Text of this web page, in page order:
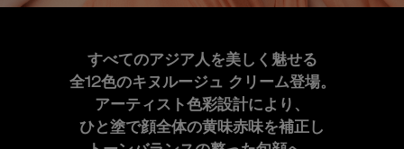
すべてのアジア人を美しく魅せる
全12色のキヌルージュ クリーム登場。
アーティスト色彩設計により、
ひと塗で顔全体の黄味赤味を補正し